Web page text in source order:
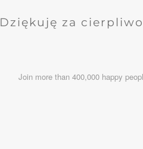
Dziękuję za
Join more than 400,000 happy